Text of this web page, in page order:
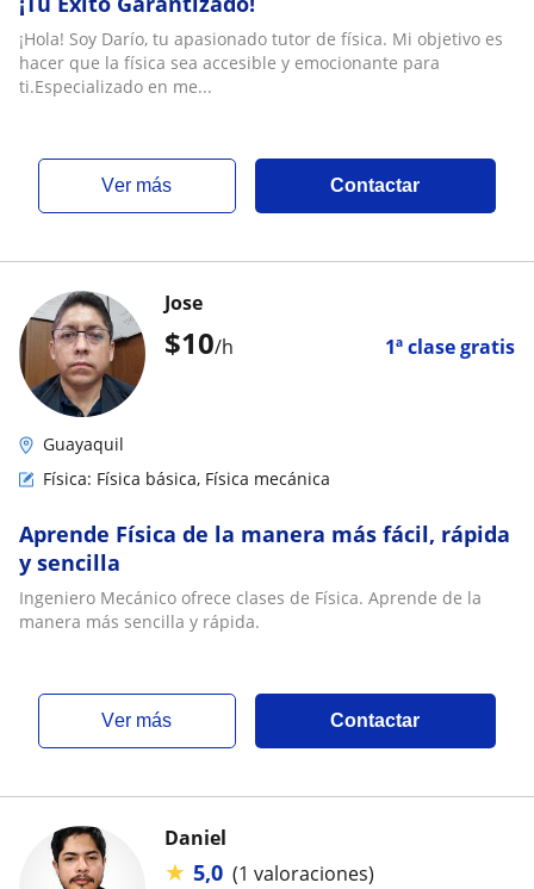
¡Hola! Soy Darío, tu apasionado tutor de física. Mi objetivo es
hacer que la física sea accesible y emocionante para
ti.Especializado en me...
ver más Contactar
$10/h 1ª clase gratis
Jose
Guayaquil
Física: Física básica, Física mecánica
Aprende Física de la manera más fácil, rápida
y sencilla
Ingeniero Mecánico ofrece clases de Física. Aprende de la
manera más sencilla y rápida.
ver más Contactar
Daniel
★ 5,0 (1 valoraciones)